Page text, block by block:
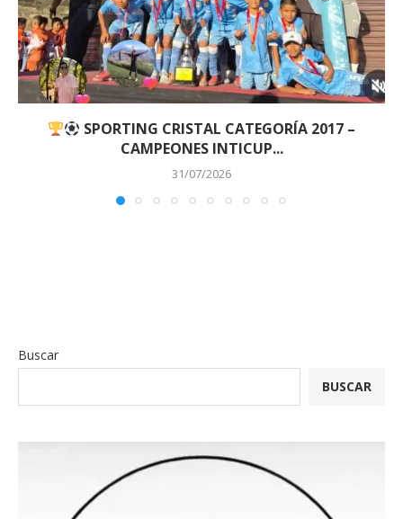
SPORTING CRISTAL CATEGORÍA 2017 –
CAMPEONES INTICUP...
31/07/2026
Buscar
BUSCAR